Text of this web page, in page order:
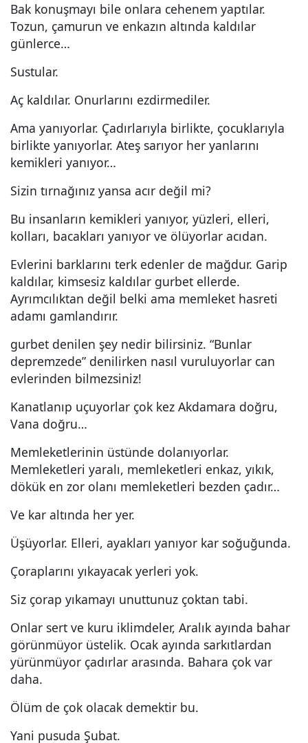
Bak konuşmayı bile onlara cehenem yaptılar.
Tozun, çamurun ve enkazın altında kaldılar
günlerce…
Sustular.
Aç kaldılar. Onurlarını ezdirmediler.
Ama yanıyorlar. Çadırlarıyla birlikte, çocuklarıyla
birlikte yanıyorlar. Ateş sarıyor her yanlarını
kemikleri yanıyor…
Sizin tırnağınız yansa acır değil mi?
Bu insanların kemikleri yanıyor, yüzleri, elleri,
kolları, bacakları yanıyor ve ölüyorlar acıdan.
Evlerini barklarını terk edenler de mağdur. Garip
kaldılar, kimsesiz kaldılar gurbet ellerde.
Ayrımcılıktan değil belki ama memleket hasreti
adamı gamlandırır.
gurbet denilen şey nedir bilirsiniz. “Bunlar
depremzede” denilirken nasıl vuruluyorlar can
evlerinden bilmezsiniz!
Kanatlanıp uçuyorlar çok kez Akdamara doğru,
Vana doğru…
Memleketlerinin üstünde dolanıyorlar.
Memleketleri yaralı, memleketleri enkaz, yıkık,
dökük en zor olanı memleketleri bezden çadır…
Ve kar altında her yer.
Üşüyorlar. Elleri, ayakları yanıyor kar soğuğunda.
Çoraplarını yıkayacak yerleri yok.
Siz çorap yıkamayı unuttunuz çoktan tabi.
Onlar sert ve kuru iklimdeler, Aralık ayında bahar
görünmüyor üstelik. Ocak ayında sarkıtlardan
yürünmüyor çadırlar arasında. Bahara çok var
daha.
Ölüm de çok olacak demektir bu.
Yani pusuda Şubat.